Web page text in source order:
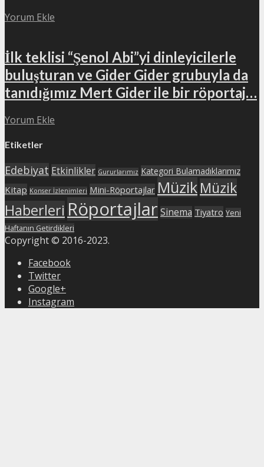
Yorum Ekle
İlk teklisi “Şenol Abi”yi dinleyicilerle
buluşturan ve Gider Gider grubuyla da
tanıdığımız Mert Gider ile bir röportaj…
Yorum Ekle
Etiketler
Edebiyat Etkinlikler Gururlarımız Kategori Bulamadıklarımız
Kitap Konser İzlenimleri Mini-Röportajlar MüzikMüzik
Haberleri Röportajlar Sinema Tiyatro Yeni
Haftanın Getirdikleri
Copyright © 2016-2023.
Facebook
Twitter
Google+
Instagram